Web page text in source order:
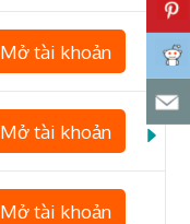
Mở tài khoản
Mở tài khoản
Mở tài khoản